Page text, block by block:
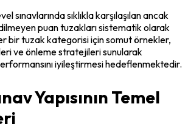
sınavlarında sıklıkla karşılaşılan ancak
puan tuzakları sistematik olarak
bir tuzak kategorisi için somut örnekler,
ve önleme stratejileri sunularak
iyileştirmesi hedeflenmektedir.
Yapısının Temel